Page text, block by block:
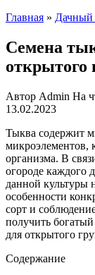
Главная » Дачный
Семена
открытого
Автор Admin На
13.02.2023
Тыква содержит
микроэлементов,
организма. В
огороде каждого
данной культуры
особенности
сорт и
получить
для открытого
Содержание